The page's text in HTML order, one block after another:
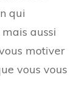
qui
aussi
motiver
vous vous